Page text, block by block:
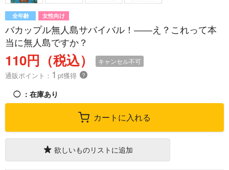
全年齢 女性向け
バカップル無人島サバイバル！――え？これって本
当に無人島ですか？
110円（税込） キャンセル不可
通販ポイント： 1 pt獲得 ？
◯ ：在庫あり
カートに入れる
欲しいものリストに追加